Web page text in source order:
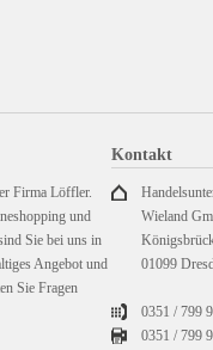
Firma Löffler.
und
Sie bei uns in
Angebot und
Sie Fragen
Kontakt
Wieland
01099
0351 / 799
0351 /799